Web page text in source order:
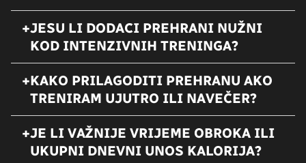
JESU LI DODACI PREHRANI NUŽNI
KOD INTENZIVNIH TRENINGA?
KAKO PRILAGODITI PREHRANU AKO
TRENIRAM UJUTRO ILI NAVEČER?
JE LI VAŽNIJE VRIJEME OBROKA ILI
UKUPNI DNEVNI UNOS KALORIJA?